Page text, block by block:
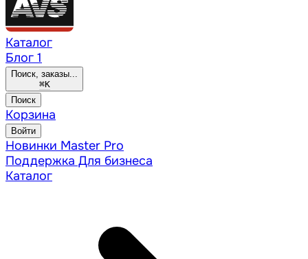
Каталог
Блог 1
Поиск, заказы...
⌘K
Поиск
Корзина
Войти
Новинки Master Pro
Поддержка Для бизнеса
Каталог